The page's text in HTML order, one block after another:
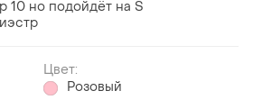
10 но подойдёт на S
Цвет:
Розовый